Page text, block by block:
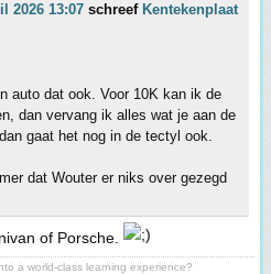
2026 13:07 schreef Kentekenplaat
auto dat ook. Voor 10K kan ik de
dan vervang ik alles wat je aan de
gaat het nog in de tectyl ook.
dat Wouter er niks over gezegd
of Porsche.
a world-class learning experience?